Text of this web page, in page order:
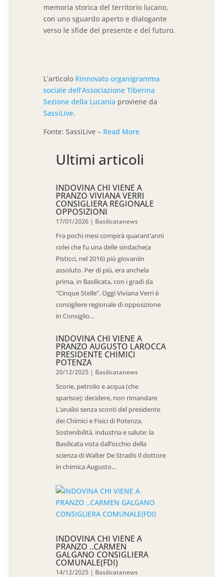
memoria storica del territorio lucano,
con uno sguardo aperto e dialogante
verso le sfide del presente e del futuro.
L’articolo Rinnovato organigramma
sociale dell’Associazione Tiberina
Sezione della Lucania proviene da
SassiLive.
Fonte: SassiLive – Read More
Ultimi articoli
INDOVINA CHI VIENE A
PRANZO VIVIANA VERRI
CONSIGLIERA REGIONALE
OPPOSIZIONI
17/01/2026 | Basilicatanews
Fra pochi mesi compirà quarant’anni
colei che fu una delle sindache(a
Pisticci, nel 2016) più giovaniin
assoluto. Per di più, era anchela
prima, in Basilicata, con i gradi da
“Cinque Stelle”. Oggi Viviana Verri è
consigliere regionale di opposizione
in Consiglio...
INDOVINA CHI VIENE A
PRANZO AUGUSTO LAROCCA
PRESIDENTE CHIMICI
POTENZA
20/12/2025 | Basilicatanews
Scorie, petrolio e acqua (che
sparisce): decidere, non rimandare
L’analisi senza sconti del presidente
dei Chimici e Fisici di Potenza.
Sostenibilità, industria e salute: la
Basilicata vista dall’occhio della
scienza di Walter De Stradis Il dottore
in chimica Augusto...
INDOVINA CHI VIENE A
PRANZO ..CARMEN
GALGANO CONSIGLIERA
COMUNALE(FDI)
14/12/2025 | Basilicatanews